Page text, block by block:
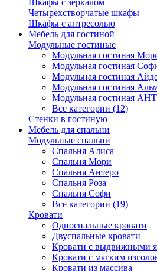
Шкафы с зеркалом
Четырехстворчатые шкафы
Шкафы с антресолью
Мебель для гостиной
Модульные гостиные
Модульная гостиная
Модульная гостиная
Модульная гостиная
Модульная гостиная
Модульная гостиная
Все категории (12)
Стенки в гостиную
Мебель для спальни
Модульные спальни
Спальня Алиса
Спальня Мори
Спальня Антеро
Спальня Роза
Спальня Софи
Все категории (19)
Кровати
Односпальные кровати
Двуспальные кровати
Кровати с выдвижными
Кровати с мягким
Кровати из массива